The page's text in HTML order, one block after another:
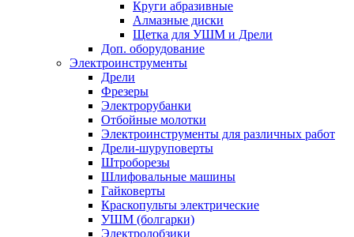
Круги абразивные
Алмазные диски
Щетка для УШМ и Дрели
Доп. оборудование
Электроинструменты
Дрели
Фрезеры
Электрорубанки
Отбойные молотки
Электроинструменты для различных работ
Дрели-шуруповерты
Штроборезы
Шлифовальные машины
Гайковерты
Краскопульты электрические
УШМ (болгарки)
Электролобзики